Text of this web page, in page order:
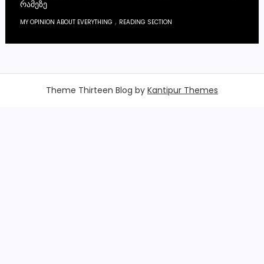
ᲠᲐᲛᲔᲖᲔ
MY OPINION ABOUT EVERYTHING , READING SECTION
Theme Thirteen Blog by Kantipur Themes